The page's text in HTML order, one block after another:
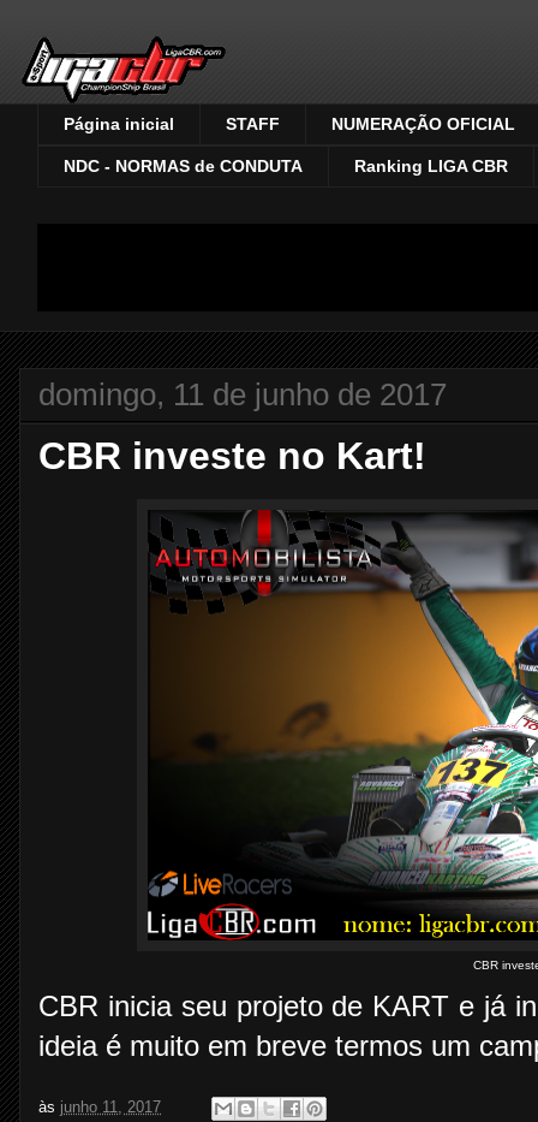
Página inicial STAFF NUMERAÇÃO OFICIAL
NDC - NORMAS de CONDUTA Ranking LIGA CBR
domingo, 11 de junho de 2017
CBR investe no Kart!
CBR
CBR inicia seu projeto de KART e já
ideia é muito em breve termos um
às junho 11, 2017